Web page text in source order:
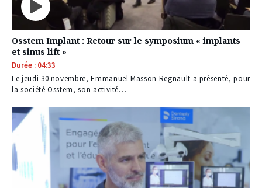
Osstem Implant : Retour sur le symposium « implants
et sinus lift »
Durée : 04:33
Le jeudi 30 novembre, Emmanuel Masson Regnault a présenté, pour
la société Osstem, son activité…